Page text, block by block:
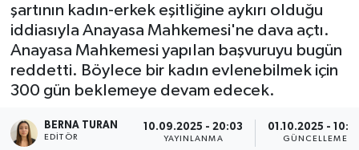
şartının kadın-erkek eşitliğine aykırı olduğu
iddiasıyla Anayasa Mahkemesi'ne dava açtı.
Anayasa Mahkemesi yapılan başvuruyu bugün
reddetti. Böylece bir kadın evlenebilmek için
300 gün beklemeye devam edecek.
BERNA TURAN
EDITÖR
10.09.2025 - 20:03
YAYINLANMA
01.10.2025 -
GÜNCELLEME
ÇEVRE
DIŞ
DÜNYA
EGE
Son Dakika Haberleri
Haber Arşivi